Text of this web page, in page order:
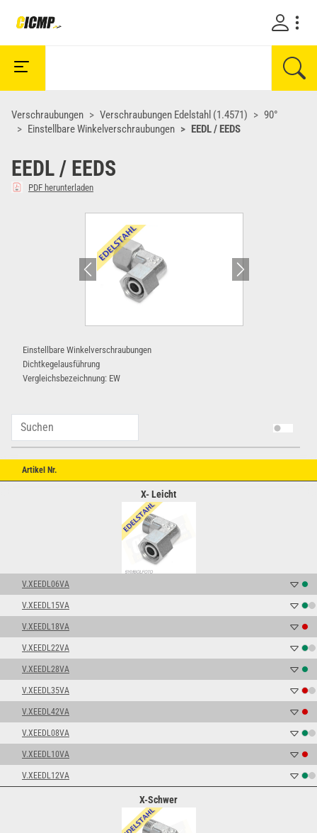
Verschraubungen Verschraubungen Edelstahl (1.4571)
90°
Einstellbare Winkelverschraubungen
EEDL / EEDS
EEDL / EEDS
PDF herunterladen
Einstellbare Winkelverschraubungen
Dichtkegelausführung
Vergleichsbezeichnung: EW
Artikel Nr.
X- Leicht
V.XEEDL06VA
V.XEEDL15VA
V.XEEDL18VA
V.XEEDL22VA
V.XEEDL28VA
V.XEEDL35VA
V.XEEDL42VA
V.XEEDL08VA
V.XEEDL10VA
V.XEEDL12VA
X-Schwer